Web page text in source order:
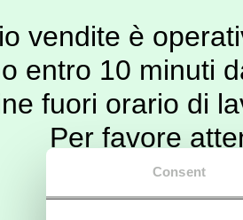
Consent
vendite è
entro 10 minuti
fuori orario di
Per favore